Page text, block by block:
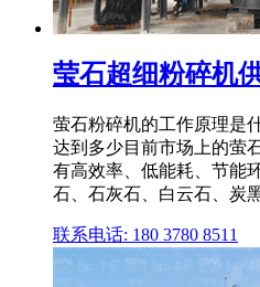
莹石超细粉碎机
萤石粉碎机的工作原理是
达到多少目前市场上的萤
有高效率、低能耗、节能
石、石灰石、白云石、炭
联系电话: 180 3780 8511